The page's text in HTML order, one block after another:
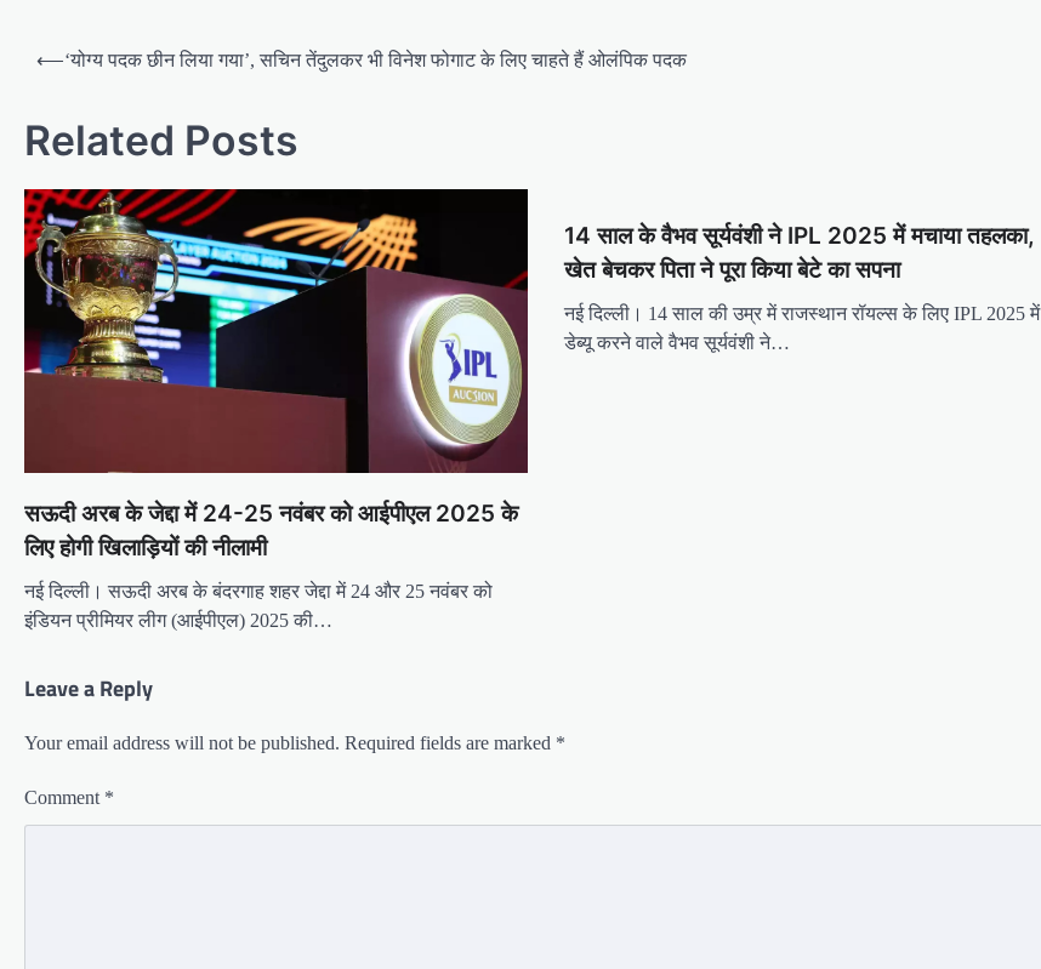
Post
⟵‘योग्य पदक छीन लिया गया’, सचिन तेंदुलकर भी विनेश फोगाट के लिए चाहते हैं ओलंपिक पदक
Related Posts
सऊदी अरब के जेद्दा में 24-25 नवंबर को आईपीएल 2025 के
लिए होगी खिलाड़ियों की नीलामी
नई दिल्ली। सऊदी अरब के बंदरगाह शहर जेद्दा में 24 और 25 नवंबर को
इंडियन प्रीमियर लीग (आईपीएल) 2025 की…
14 साल के वैभव सूर्यवंशी ने IPL 2025 में मचाया तहलका,
खेत बेचकर पिता ने पूरा किया बेटे का सपना
नई दिल्ली। 14 साल की उम्र में राजस्थान रॉयल्स के लिए IPL 2025 में
डेब्यू करने वाले वैभव सूर्यवंशी ने…
Leave a Reply
Your email address will not be published. Required fields are marked *
Comment *